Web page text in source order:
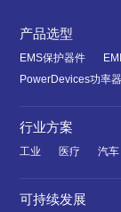
产品选型
EMS保护器件
PowerDevices功率
行业方案
工业 医疗 汽车
可持续发展